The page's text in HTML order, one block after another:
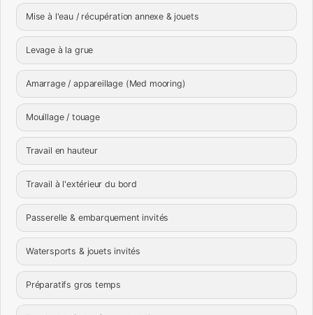
Mise à l'eau / récupération annexe & jouets
Levage à la grue
Amarrage / appareillage (Med mooring)
Mouillage / touage
Travail en hauteur
Travail à l'extérieur du bord
Passerelle & embarquement invités
Watersports & jouets invités
Préparatifs gros temps